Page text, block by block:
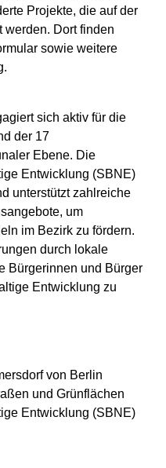
Projekte, die auf der
werden. Dort finden
sowie weitere
sich aktiv für die
der 17
Ebene. Die
Entwicklung (SBNE)
unterstützt zahlreiche
um
im Bezirk zu fördern.
durch lokale
Bürgerinnen und Bürger
Entwicklung zu
von Berlin
und Grünflächen
Entwicklung (SBNE)